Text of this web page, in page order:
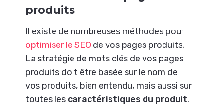
produits
Il existe de nombreuses méthodes pour
optimiser le SEO de vos pages produits.
La stratégie de mots clés de vos pages
produits doit être basée sur le nom de
vos produits, bien entendu, mais aussi sur
toutes les caractéristiques du produit.